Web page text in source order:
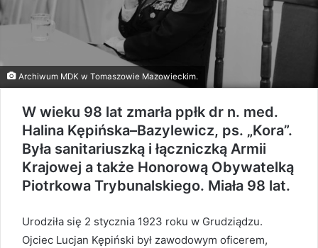
Archiwum MDK w Tomaszowie Mazowieckim.
W wieku 98 lat zmarła ppłk dr n. med.
Halina Kępińska–Bazylewicz, ps. „Kora”.
Była sanitariuszką i łączniczką Armii
Krajowej a także Honorową Obywatelką
Piotrkowa Trybunalskiego. Miała 98 lat.
Urodziła się 2 stycznia 1923 roku w Grudziądzu.
Ojciec Lucjan Kępiński był zawodowym oficerem,